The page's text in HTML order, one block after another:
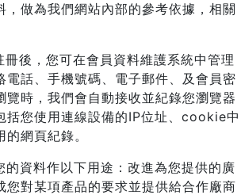
，做為我們網站內部的參考依據，相關
後，您可在會員資料維護系統中管理
電話、手機號碼、電子郵件、及會員密
覽時，我們會自動接收並紀錄您瀏覽器
括您使用連線設備的IP位址、cookie中
的網頁紀錄。
的資料作以下用途：改進為您提供的廣
您對某項產品的要求並提供給合作廠商